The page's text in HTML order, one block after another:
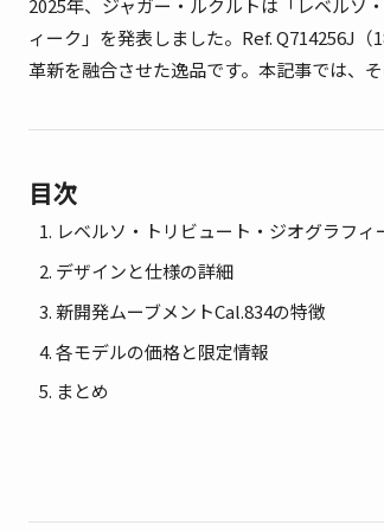
ィーク」を発表しました。Ref. Q714256J
革新を融合させた逸品です。本記事では、
目次
レベルソ・トリビュート・ジオグラフィ
デザインと仕様の詳細
新開発ムーブメントCal.834の特徴
各モデルの価格と限定情報
まとめ